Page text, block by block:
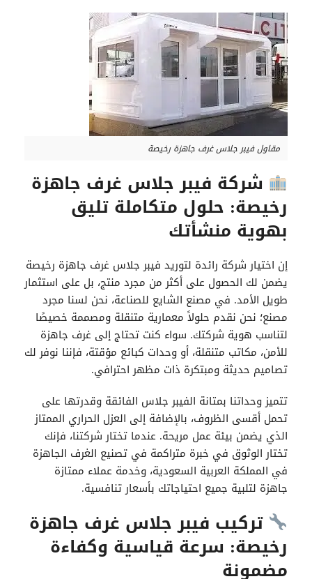
مقاول فيبر جلاس غرف جاهزة رخيصة
شركة فيبر جلاس غرف جاهزة
رخيصة: حلول متكاملة تليق
بهوية منشأتك
إن اختيار شركة رائدة لتوريد فيبر جلاس غرف جاهزة رخيصة
يضمن لك الحصول على أكثر من مجرد منتج، بل على استثمار
طويل الأمد. في مصنع الشايع للصناعة، نحن لسنا مجرد
مصنع؛ نحن نقدم حلولاً معمارية متنقلة ومصممة خصيصًا
لتناسب هوية شركتك. سواء كنت تحتاج إلى غرف جاهزة
للأمن، مكاتب متنقلة، أو وحدات كبائع مؤقتة، فإننا نوفر لك
تصاميم حديثة ومبتكرة ذات مظهر احترافي.
تتميز وحداتنا بمتانة الفيبر جلاس الفائقة وقدرتها على
تحمل أقسى الظروف، بالإضافة إلى العزل الحراري الممتاز
الذي يضمن بيئة عمل مريحة. عندما تختار شركتنا، فإنك
تختار الوثوق في خبرة متراكمة في تصنيع الغرف الجاهزة
في المملكة العربية السعودية، وخدمة عملاء ممتازة
جاهزة لتلبية جميع احتياجاتك بأسعار تنافسية.
تركيب فيبر جلاس غرف جاهزة
رخيصة: سرعة قياسية وكفاءة
مضمونة